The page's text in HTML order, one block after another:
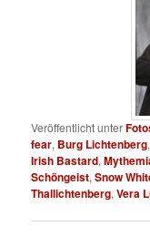
Veröffentlicht unter
fear, Burg Lichtenberg,
Irish Bastard,
Schöngeist,Snow
Thallichtenberg,Vera